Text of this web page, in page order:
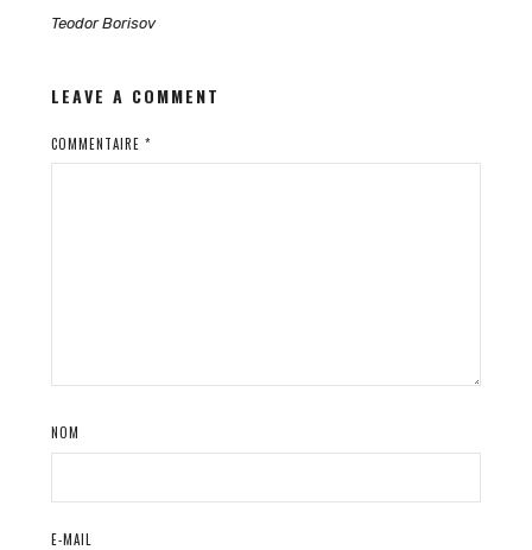
Teodor Borisov
LEAVE A COMMENT
COMMENTAIRE *
NOM
E-MAIL